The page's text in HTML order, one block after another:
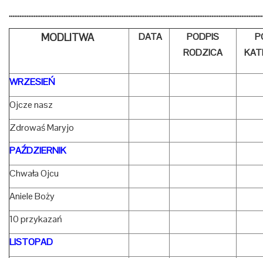
MODLITWA DATA
PODPIS
RODZICA
WRZESIEŃ
Ojcze nasz
Zdrowaś Maryjo
PAŹDZIERNIK
Chwała Ojcu
Aniele Boży
10 przykazań
LISTOPAD